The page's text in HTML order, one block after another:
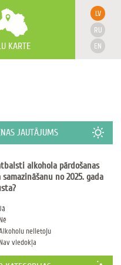
LV
RU
EN
KARTE
JAUTĀJUMS
alkohola pārdošanas
samazināšanu no 2025. gada
Jā
Nē
nelietoju
Nav viedokļa